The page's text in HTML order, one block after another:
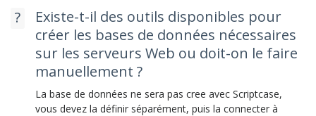
Existe-t-il des outils disponibles pour
créer les bases de données nécessaires
sur les serveurs Web ou doit-on le faire
manuellement ?
La base de données ne sera pas cree avec Scriptcase,
vous devez la définir séparément, puis la connecter à